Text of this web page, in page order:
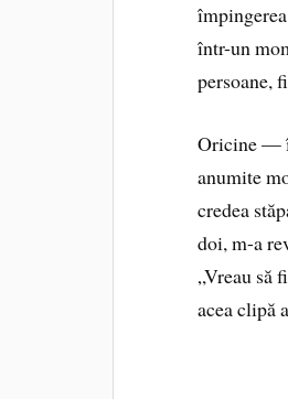
într-un
persoane,
Oricine —
anumite
credea
doi, m-a
„Vreau să
acea clipă